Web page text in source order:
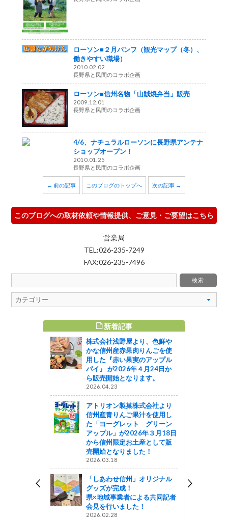
ローソン■２月パンフ（観光マップ（冬）、
働きやすい職場）
2010.02.02
長野県と民間のコラボ企画
ローソン■信州名物「山賊焼弁当」販売
2009.12.01
長野県と民間のコラボ企画
4/6、ナチュラルローソンに長野県アンテナ
ショップオープン！
2010.01.25
長野県と民間のコラボ企画
← 前の記事 このブログのトップへ 次の記事 →
このブログへの取材依頼や情報提供、ご意見・ご要望はこちら
営業局
TEL:026-235-7249
FAX:026-235-7496
新着記事
株式会社浅野屋より、色鮮や
かな信州産赤果肉りんごを使
用した『赤い果実のアップル
パイ』 が2026年４月24日か
ら販売開始となります。
2026.04.23
アトリオン製菓株式会社より
信州産青りんご果汁を使用し
た「ヨーグレット グリーン
アップル」が2026年３月18日
から信州限定お土産として販
売開始となりました！
2026.03.18
「しあわせ信州」オリジナル
グッズが完成！
県×地域事業者による共同記者
会見を行いました！
2026.02.28